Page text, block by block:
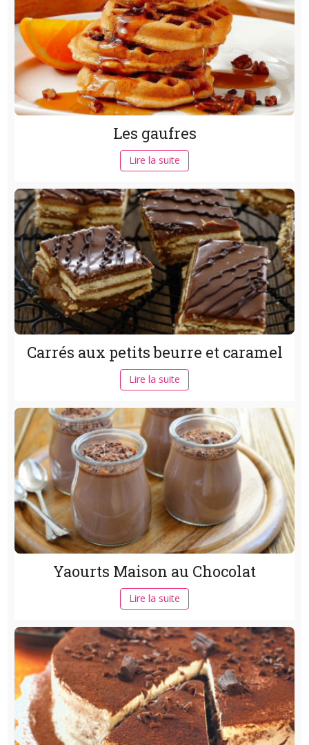
Les gaufres
Lire la suite
Carrés aux petits beurre et caramel
Lire la suite
Yaourts Maison au Chocolat
Lire la suite